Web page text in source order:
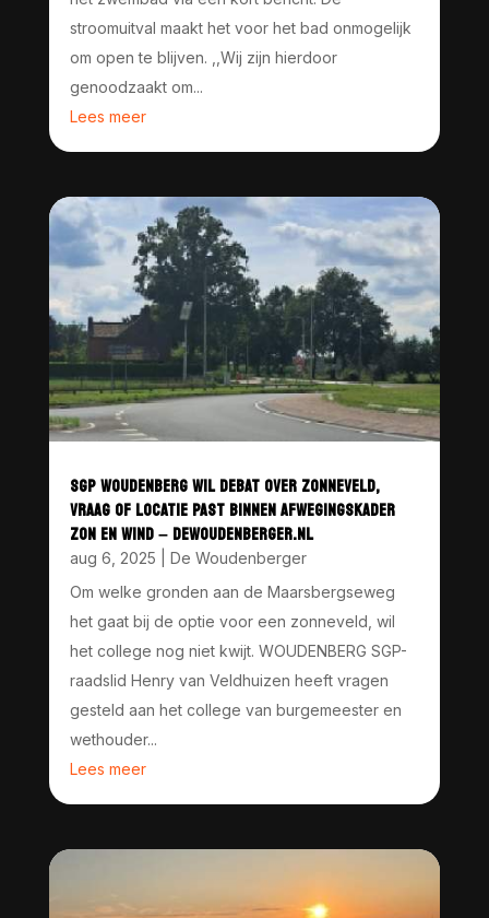
stroomuitval maakt het voor het bad onmogelijk
om open te blijven. ,,Wij zijn hierdoor
genoodzaakt om...
Lees meer
SGP WOUDENBERG WIL DEBAT OVER ZONNEVELD,
VRAAG OF LOCATIE PAST BINNEN AFWEGINGSKADER
ZON EN WIND – DEWOUDENBERGER.NL
aug 6, 2025
De Woudenberger
Om welke gronden aan de Maarsbergseweg
het gaat bij de optie voor een zonneveld, wil
het college nog niet kwijt. WOUDENBERG SGP-
raadslid Henry van Veldhuizen heeft vragen
gesteld aan het college van burgemeester en
wethouder...
Lees meer